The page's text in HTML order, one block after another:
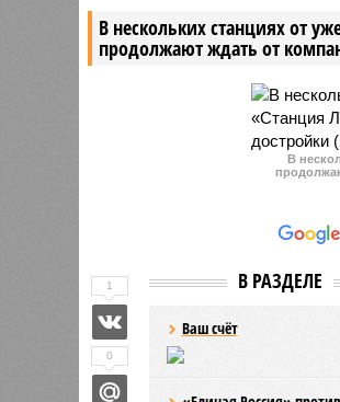
В нескольких станциях от
продолжают ждать от
В
В РАЗДЕЛЕ
Ваш счёт
1
0